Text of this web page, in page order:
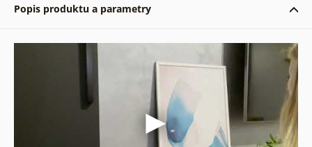
Popis produktu a parametry